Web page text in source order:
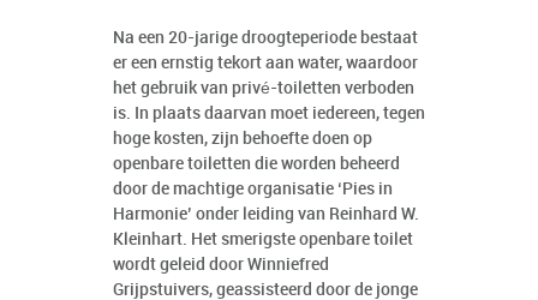
Na een 20-jarige droogteperiode bestaat
er een ernstig tekort aan water, waardoor
het gebruik van privé-toiletten verboden
is. In plaats daarvan moet iedereen, tegen
hoge kosten, zijn behoefte doen op
openbare toiletten die worden beheerd
door de machtige organisatie ‘Pies in
Harmonie’ onder leiding van Reinhard W.
Kleinhart. Het smerigste openbare toilet
wordt geleid door Winniefred
Grijpstuivers, geassisteerd door de jonge